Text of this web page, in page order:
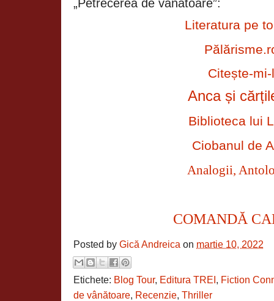
„Petrecerea de vânătoare”:
Literatura pe
Citește-
Anca și
Biblioteca lui
Ciobanul de
Analogii,
COMANDĂ
Posted by Gică Andreica on martie 10, 2022
Etichete: Blog Tour, Editura TREI , Fiction
de vânătoare, Recenzie, Thriller